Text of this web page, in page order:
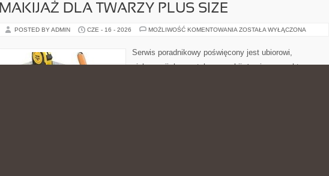
MAKIJAŻ DLA TWARZY PLUS SIZE
POSTED BY ADMIN CZE - 16 - 2026 MOŻLIWOŚĆ KOMENTOWANIA MAKIJAŻ
PLUS
SIZE
ZOSTAŁA WYŁĄCZONA
Serwis poradnikowy poświęcony jest ubiorowi,
pielęgnacji, kosmetykom, makijażowi oraz praktycznym